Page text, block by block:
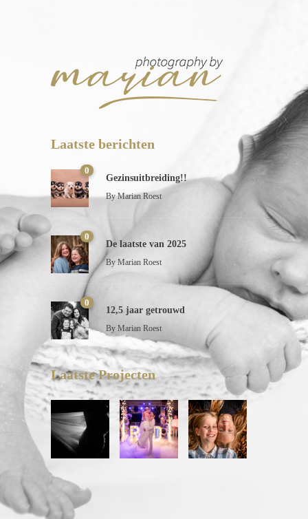
Laatste berichten
0
Gezinsuitbreiding!!
ByMarian Roest
0
De laatste van 2025
By Marian Roest
0
12,5 jaar getrouwd
By Marian Roest
Laatste Projecten